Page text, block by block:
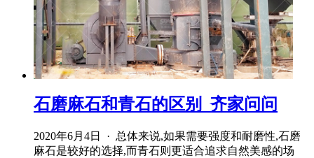
石磨麻石和青石的区别_齐家问问
2020年6月4日 · 总体来说,如果需要强度和耐磨性,石磨
麻石是较好的选择,而青石则更适合追求自然美感的场